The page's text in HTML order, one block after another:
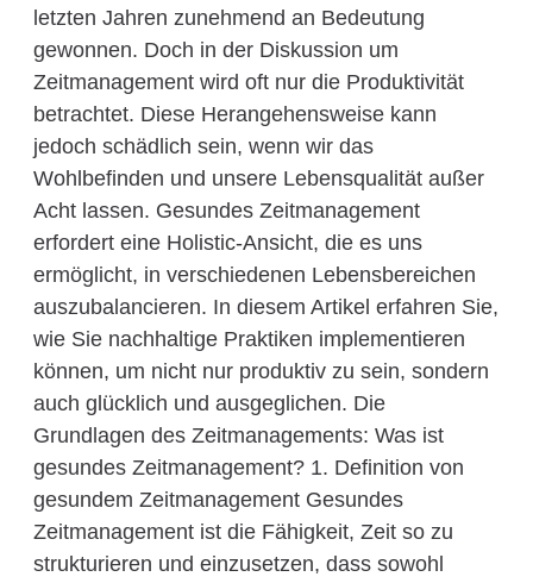
letzten Jahren zunehmend an Bedeutung
gewonnen. Doch in der Diskussion um
Zeitmanagement wird oft nur die Produktivität
betrachtet. Diese Herangehensweise kann
jedoch schädlich sein, wenn wir das
Wohlbefinden und unsere Lebensqualität außer
Acht lassen. Gesundes Zeitmanagement
erfordert eine Holistic-Ansicht, die es uns
ermöglicht, in verschiedenen Lebensbereichen
auszubalancieren. In diesem Artikel erfahren Sie,
wie Sie nachhaltige Praktiken implementieren
können, um nicht nur produktiv zu sein, sondern
auch glücklich und ausgeglichen. Die
Grundlagen des Zeitmanagements: Was ist
gesundes Zeitmanagement? 1. Definition von
gesundem Zeitmanagement Gesundes
Zeitmanagement ist die Fähigkeit, Zeit so zu
strukturieren und einzusetzen, dass sowohl